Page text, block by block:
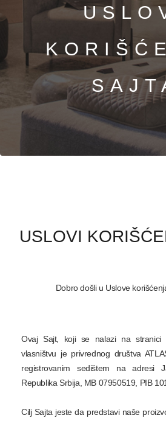
SERVISI
PRETRAŽITE
SASTANAK
ARHITEKTOM
NAS
USLOVI
Dobro došli u Uslove
Ovaj Sajt, koji se nalazi na stranici
vlasništvu je privrednog društva
registrovanim sedištem na adresi
Republika Srbija, MB 07950519, PIB
Cilj Sajta jeste da predstavi naše